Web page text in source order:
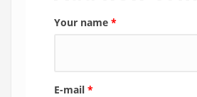
Your name *
E-mail *